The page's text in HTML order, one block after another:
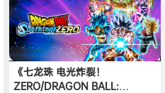
《七龙珠 电光炸裂！
ZERO/DRAGON BALL: